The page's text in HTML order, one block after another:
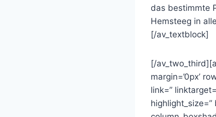
das bestimmte
Hemsteeg in
[/av_textblock]
[/
margin=’0px’
link=”
highlight_size=”